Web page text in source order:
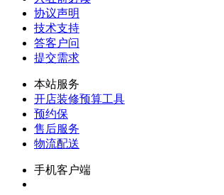
协议声明
技术支持
答客户问
提交需求
本站服务
开店装修预算工具
预约保
售后服务
物流配送
手机客户端